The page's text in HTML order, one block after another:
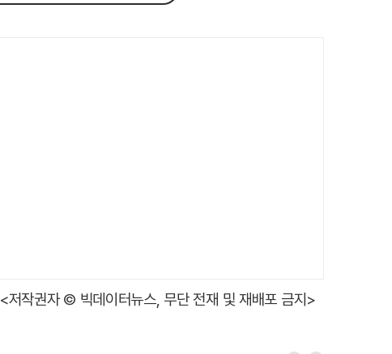
<저작권자 © 빅데이터뉴스, 무단 전재 및 재배포 금지>